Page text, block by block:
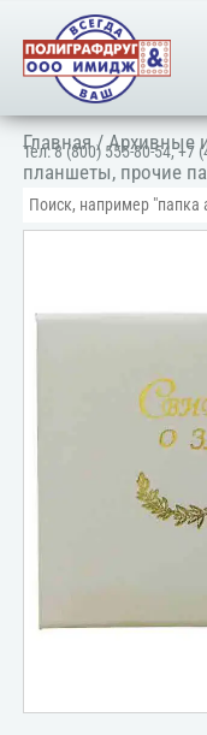
Тел:8 (800) 555-80-54,+7
Главная/Архивные
планшеты, прочие
документов/Для